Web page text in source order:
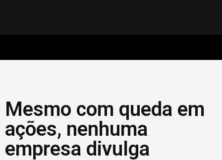
Mesmo com queda em
ações, nenhuma
empresa divulga